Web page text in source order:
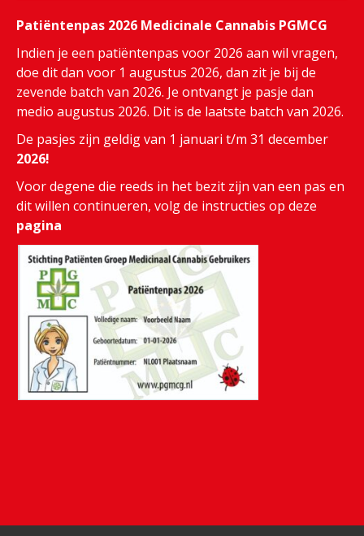
Patiëntenpas 2026 Medicinale Cannabis PGMCG
Indien je een patiëntenpas voor 2026 aan wil vragen,
doe dit dan voor 1 augustus 2026, dan zit je bij de
zevende batch van 2026. Je ontvangt je pasje dan
medio augustus 2026. Dit is de laatste batch van 2026.
De pasjes zijn geldig van 1 januari t/m 31 december
2026!
Voor degene die reeds in het bezit zijn van een pas en
dit willen continueren, volg de instructies op deze
pagina